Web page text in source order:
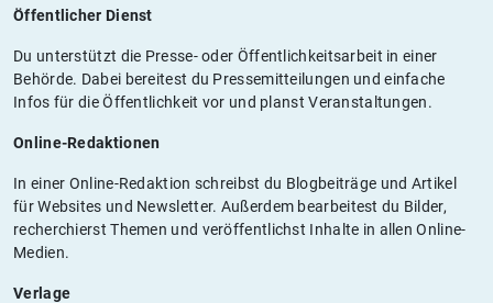
Öffentlicher Dienst
Du unterstützt die Presse- oder Öffentlichkeitsarbeit in einer
Behörde. Dabei bereitest du Pressemitteilungen und einfache
Infos für die Öffentlichkeit vor und planst Veranstaltungen.
Online-Redaktionen
In einer Online-Redaktion schreibst du Blogbeiträge und Artikel
für Websites und Newsletter. Außerdem bearbeitest du Bilder,
recherchierst Themen und veröffentlichst Inhalte in allen Online-
Medien.
Verlage